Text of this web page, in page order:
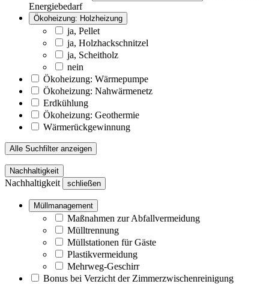
Energiebedarf
Ökoheizung: Holzheizung
ja, Pellet
ja, Holzhackschnitzel
ja, Scheitholz
nein
Ökoheizung: Wärmepumpe
Ökoheizung: Nahwärmenetz
Erdkühlung
Ökoheizung: Geothermie
Wärmerückgewinnung
Alle Suchfilter anzeigen
Nachhaltigkeit
Nachhaltigkeit schließen
Müllmanagement
Maßnahmen zur Abfallvermeidung
Mülltrennung
Müllstationen für Gäste
Plastikvermeidung
Mehrweg-Geschirr
Bonus bei Verzicht der Zimmerzwischenreinigung